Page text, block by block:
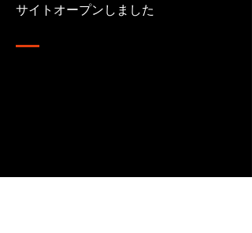
サイトオープンしました